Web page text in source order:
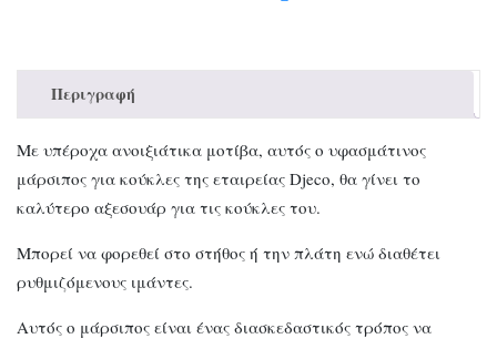
Περιγραφή
Με υπέροχα ανοιξιάτικα μοτίβα, αυτός ο υφασμάτινος
μάρσιπος για κούκλες της εταιρείας Djeco, θα γίνει το
καλύτερο αξεσουάρ για τις κούκλες του.
Μπορεί να φορεθεί στο στήθος ή την πλάτη ενώ διαθέτει
ρυθμιζόμενους ιμάντες.
Αυτός ο μάρσιπος είναι ένας διασκεδαστικός τρόπος να